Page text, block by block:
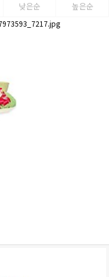
낮은순 높은순